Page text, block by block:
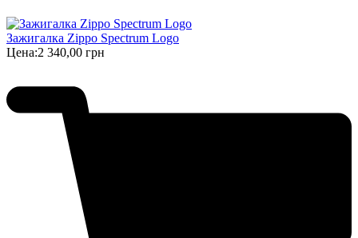
Зажигалка Zippo Spectrum Logo
Цена:2 340,00 грн